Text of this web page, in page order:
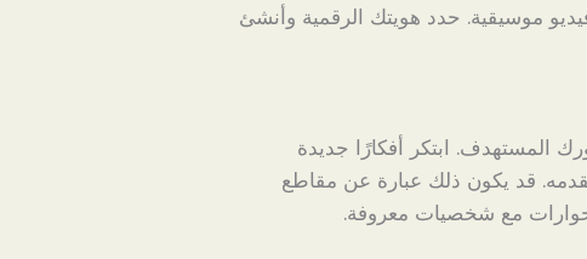
موسيقية. حدد هويتك الرقمية وأنشئ
المستهدف. ابتكر أفكارًا جديدة
قد يكون ذلك عبارة عن مقاطع
حوارات مع شخصيات معروفة.